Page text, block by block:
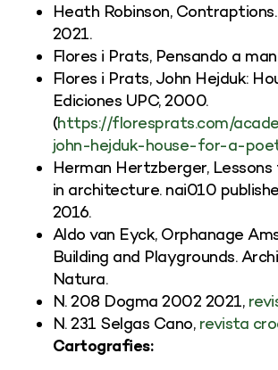
Heath Robinson,
2021.
Flores i Prats, Pensando a
Flores i Prats, John Hejduk:
Ediciones UPC, 2000.
(https://floresprats.com/
john-hejduk-house-for-a-
Herman Hertzberger,
in architecture. nai010
2016.
Aldo van Eyck, Orphanage
Building and Playgrounds.
Natura.
N. 208 Dogma 2002 2021,
N. 231 Selgas Cano, revista
Cartografies: